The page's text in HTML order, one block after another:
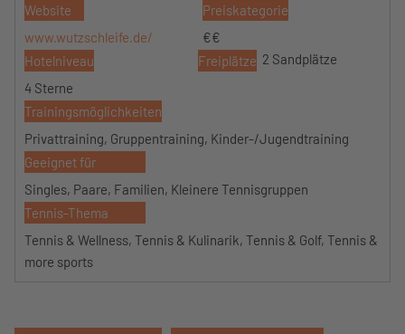
Website
www.wutzschleife.de/
Preiskategorie
€€
Hotelniveau
4 Sterne
Freiplätze 2 Sandplätze
Trainingsmöglichkeiten
Privattraining, Gruppentraining, Kinder-/Jugendtraining
Geeignet für
Singles, Paare, Familien, Kleinere Tennisgruppen
Tennis-Thema
Tennis & Wellness, Tennis & Kulinarik, Tennis & Golf, Tennis &
more sports